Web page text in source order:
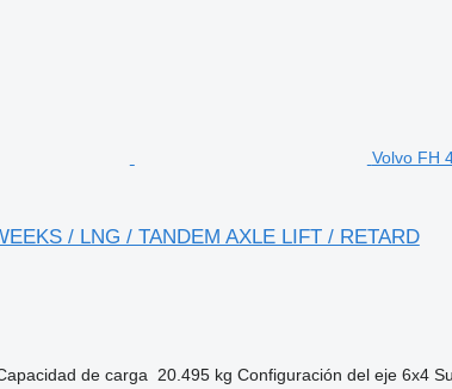
Volvo FH
/ LNG / TANDEM AXLE LIFT / RETARD
de carga 20.495 kg Configuración del eje 6x4